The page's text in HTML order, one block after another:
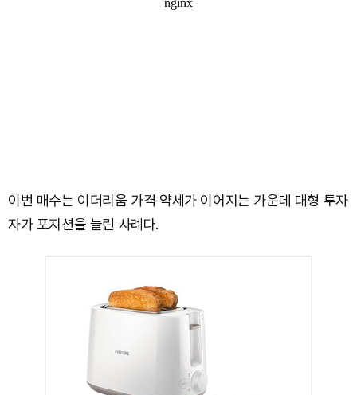
이번 매수는 이더리움 가격 약세가 이어지는 가운데 대형 투자
자가 포지션을 늘린 사례다.